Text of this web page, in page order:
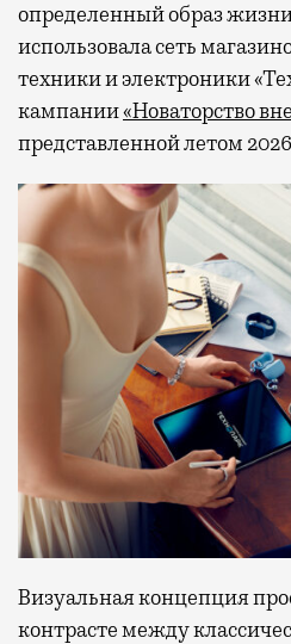
определенный образ
использовала сеть
техники и электроники
кампании«Новаторство
представленной летом
Визуальная концепция
контрасте между